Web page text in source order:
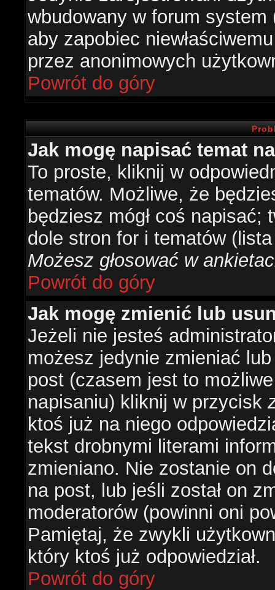
wbudowany w forum system
aby zapobiec
przez anonimowych
Powrót do góry
Jak mogę napisać temat
To proste, kliknij w
tematów. Możliwe, że
będziesz mógł coś
dole stron for i tematów
Możesz głosować w
Powrót do góry
Jak mogę zmienić lub
Jeżeli nie jesteś
możesz jedynie zmieniać
post (czasem jest to
napisaniu) kliknij w przycisk
ktoś już na niego
tekst drobnymi literami
zmieniano. Nie zostanie on
na post, lub jeśli został on
moderatorów (powinni oni
Pamiętaj, że zwykli
który ktoś już odpowiedział.
Powrót do góry